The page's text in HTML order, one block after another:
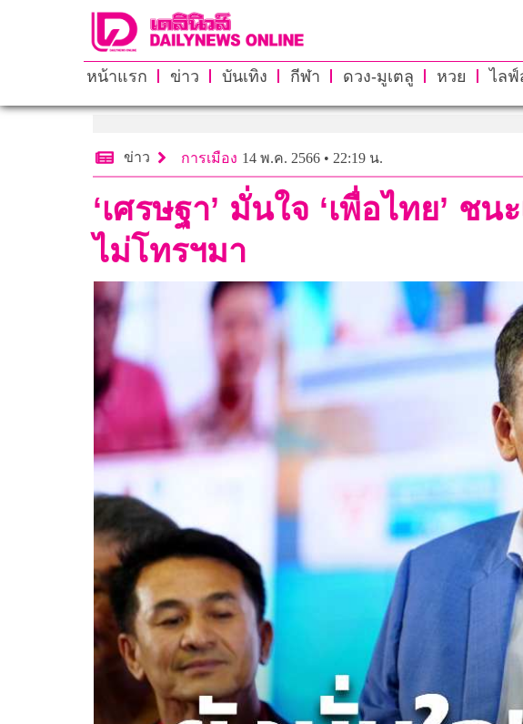
หน้าแรก ข่าว บันเทิง กีฬา ดวง-มูเตลู หวย ไลฟ์
ข่าว การเมือง 14 พ.ค. 2566 • 22:19 น.
‘เศรษฐา’ มั่นใจ ‘เพื่อไทย’
ไม่โทรฯมา